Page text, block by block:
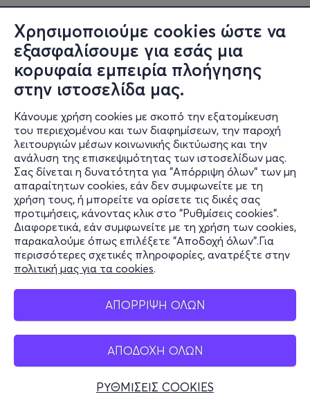
Χρησιμοποιούμε cookies ώστε να
εξασφαλίσουμε για εσάς μια
κορυφαία εμπειρία πλοήγησης
στην ιστοσελίδα μας.
Κάνουμε χρήση cookies με σκοπό την εξατομίκευση
του περιεχομένου και των διαφημίσεων, την παροχή
λειτουργιών μέσων κοινωνικής δικτύωσης και την
ανάλυση της επισκεψιμότητας των ιστοσελίδων μας.
Σας δίνεται η δυνατότητα για "Απόρριψη όλων" των μη
απαραίτητων cookies, εάν δεν συμφωνείτε με τη
χρήση τους, ή μπορείτε να ορίσετε τις δικές σας
προτιμήσεις, κάνοντας κλικ στο "Ρυθμίσεις cookies".
Διαφορετικά, εάν συμφωνείτε με τη χρήση των cookies,
παρακαλούμε όπως επιλέξετε "Αποδοχή όλων".Για
περισσότερες σχετικές πληροφορίες, ανατρέξτε στην
πολιτική μας για τα cookies.
ΑΠΟΡΡΙΨΗ ΟΛΩΝ
ΑΠΟΔΟΧΗ ΟΛΩΝ
ΡΥΘΜΙΣΕΙΣ COOKIES